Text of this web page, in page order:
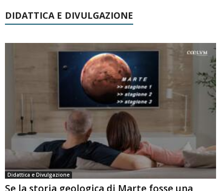
DIDATTICA E DIVULGAZIONE
Didattica e Divulgazione